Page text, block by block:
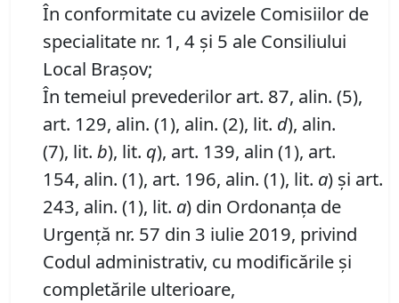
În conformitate cu avizele Comisiilor de
specialitate nr. 1, 4 și 5 ale Consiliului
Local Brașov;
În temeiul prevederilor art. 87, alin. (5),
art. 129, alin. (1), alin. (2), lit. d), alin.
(7), lit. b), lit. q), art. 139, alin (1), art.
154, alin. (1), art. 196, alin. (1), lit. a) și art.
243, alin. (1), lit. a) din Ordonanța de
Urgență nr. 57 din 3 iulie 2019, privind
Codul administrativ, cu modificările și
completările ulterioare,